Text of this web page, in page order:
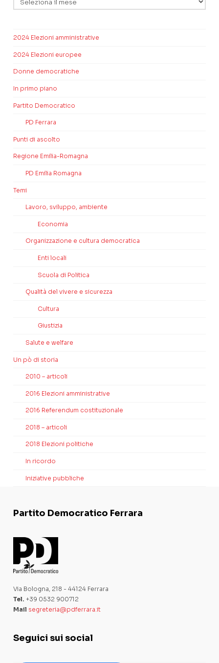
2024 Elezioni amministrative
2024 Elezioni europee
Donne democratiche
In primo piano
Partito Democratico
PD Ferrara
Punti di ascolto
Regione Emilia-Romagna
PD Emilia Romagna
Temi
Lavoro, sviluppo, ambiente
Economia
Organizzazione e cultura democratica
Enti locali
Scuola di Politica
Qualità del vivere e sicurezza
Cultura
Giustizia
Salute e welfare
Un pò di storia
2010 – articoli
2016 Elezioni amministrative
2016 Referendum costituzionale
2018 – articoli
2018 Elezioni politiche
In ricordo
Iniziative pubbliche
Partito Democratico Ferrara
Via Bologna, 218 - 44124 Ferrara
Tel. +39 0532 900712
Mail segreteria@pdferrara.it
Seguici sui social